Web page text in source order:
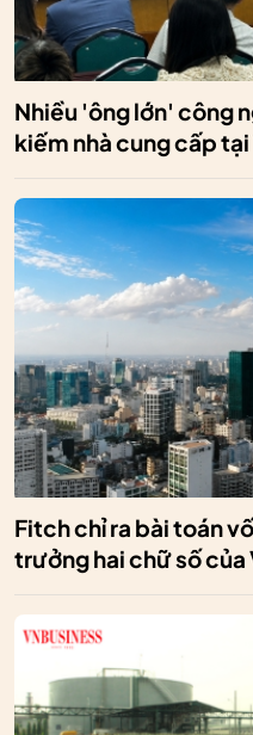
Nhiều 'ông lớn' công
kiếm nhà cung cấp
Fitch chỉ ra bài toán
trưởng hai chữ số của